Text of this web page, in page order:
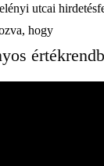
utcai
hogy